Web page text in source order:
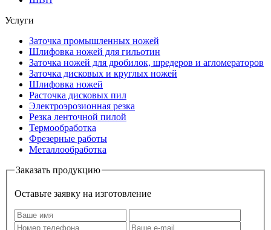
Услуги
Заточка промышленных ножей
Шлифовка ножей для гильотин
Заточка ножей для дробилок, шредеров и агломераторов
Заточка дисковых и круглых ножей
Шлифовка ножей
Расточка дисковых пил
Электроэрозионная резка
Резка ленточной пилой
Термообработка
Фрезерные работы
Металлообработка
Заказать продукцию
Оставьте заявку на изготовление